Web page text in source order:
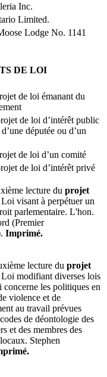
Inc.
Limited.
Lodge No. 1141
DE LOI
de loi émanant du
de loi d’intérêt public
députée ou d’un
de loi d’un comité
de loi d’intérêt privé
lecture du projet
Loi visant à perpétuer un
parlementaire. L'hon.
(Premier
Imprimé.
lecture du projet
Loi modifiant diverses lois
concerne les politiques en
violence et de
au travail prévues
de déontologie des
et des membres des
Stephen